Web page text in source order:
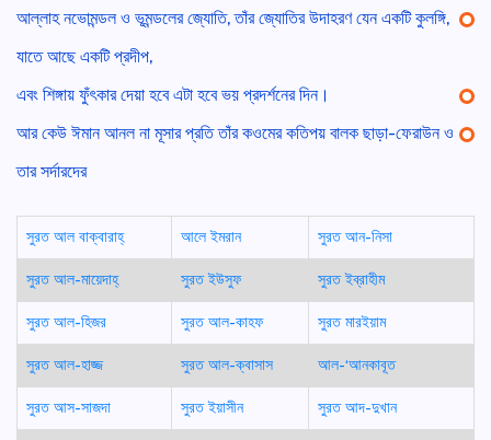
আল্লাহ নভোমন্ডল ও ভূমন্ডলের জ্যোতি, তাঁর জ্যোতির উদাহরণ যেন একটি কুলঙ্গি,
যাতে আছে একটি প্রদীপ,
এবং শিঙ্গায় ফুঁৎকার দেয়া হবে এটা হবে ভয় প্রদর্শনের দিন।
আর কেউ ঈমান আনল না মূসার প্রতি তাঁর কওমের কতিপয় বালক ছাড়া-ফেরাউন ও
তার সর্দারদের
সুরত আল বাক্বারাহ্ আলে ইমরান
সুরত আন-নিসা
সুরত আল-মায়েদাহ্
সুরত ইউসুফ
সুরত ইব্রাহীম
সুরত আল-হিজর
সুরত আল-কাহফ
সুরত মারইয়াম
সুরত আল-হাজ্জ
সুরত আল-ক্বাসাস
আল-‘আনকাবূত
সুরত আস-সাজদা
সুরত ইয়াসীন
সুরত আদ-দুখান